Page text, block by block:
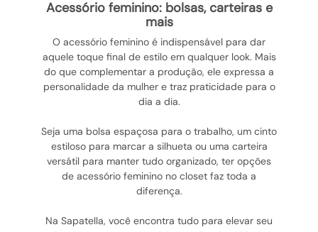
acessório feminino: bolsas, carteiras e
mais
O acessório feminino é indispensável para dar
aquele toque final de estilo em qualquer look. Mais
do que complementar a produção, ele expressa a
personalidade da mulher e traz praticidade para o
dia a dia.
Seja uma bolsa espaçosa para o trabalho, um cinto
estiloso para marcar a silhueta ou uma carteira
versátil para manter tudo organizado, ter opções
de acessório feminino no closet faz toda a
diferença.
Na Sapatella, você encontra tudo para elevar seu